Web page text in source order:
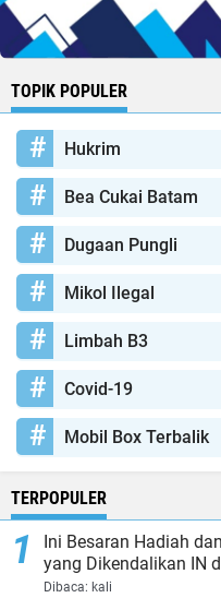
TOPIK POPULER
Hukrim
Bea Cukai Batam
Dugaan Pungli
Mikol Ilegal
Limbah B3
Covid-19
Mobil Box Terbalik
TERPOPULER
Ini Besaran Hadiah
yang Dikendalikan IN
Dibaca: kali